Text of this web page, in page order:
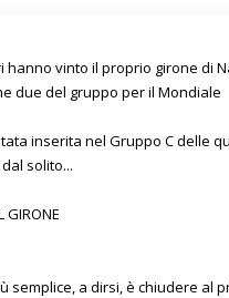
hanno vinto il proprio girone di
due del gruppo per il Mondiale
inserita nel Gruppo C delle
solito...
GIRONE
semplice, a dirsi, è chiudere al